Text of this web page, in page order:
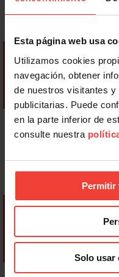
Esta página web usa
Utilizamos cookies
navegación, obtener
de nuestros visitantes y
publicitarias. Puede
en la parte inferior de
consulte nuestra
Permitir
Solo usar